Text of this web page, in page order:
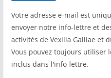
Votre adresse e-mail est
envoyer notre info-lettre et
activités de Vexilla Galliae et
Vous pouvez toujours utiliser
inclus dans l'info-lettre.